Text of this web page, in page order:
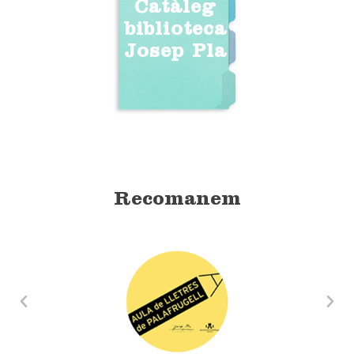
Catàleg
biblioteca
Josep Pla
Recomanem